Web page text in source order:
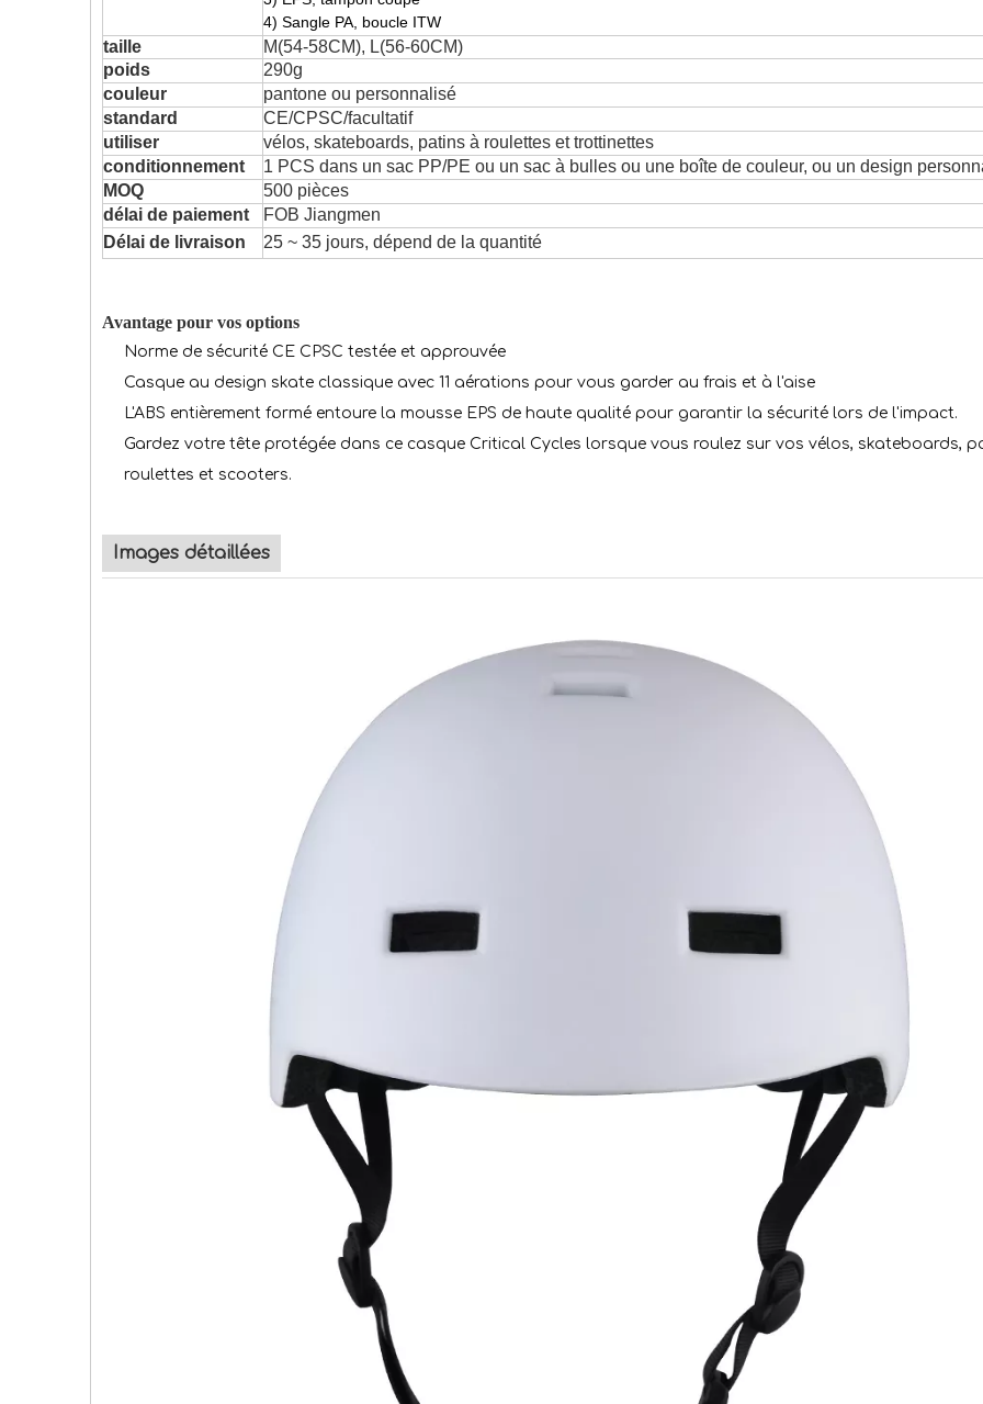
4) Sangle PA, boucle ITW
taille
M(54-58CM), L(56-60CM)
poids
290g
couleur
pantone ou personnalisé
standard
CE/CPSC/facultatif
utiliser
vélos, skateboards, patins à roulettes et trottinettes
conditionnement
1 PCS dans un sac PP/PE ou un sac à bulles ou une boîte de couleur, ou un design
MOQ
500 pièces
délai de paiement
FOB Jiangmen
Délai de livraison
25 ~ 35 jours, dépend de la quantité
Avantage pour vos options
Norme de sécurité CE CPSC testée et approuvée
Casque au design skate classique avec 11 aérations pour vous garder au frais et à l'aise
L'ABS entièrement formé entoure la mousse EPS de haute qualité pour garantir la sécurité lors de l'impact.
Gardez votre tête protégée dans ce casque Critical Cycles lorsque vous roulez sur vos vélos, skateboards,
roulettes et scooters.
Images détaillées